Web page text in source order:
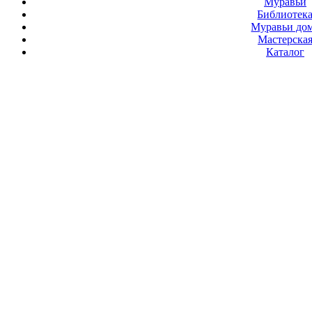
Муравьи
Мастерская
Каталог